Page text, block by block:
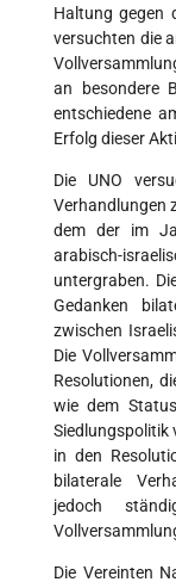
Haltung gegen
versuchten die
an besondere
entschiedene
Erfolg dieser
Die UNO
Verhandlungen
dem der im
arabisch-
untergraben.
Gedanken
zwischen
Die
Resolutionen,
wie dem
Siedlungspolitik
in den
bilaterale
jedoch
Die Vereinten